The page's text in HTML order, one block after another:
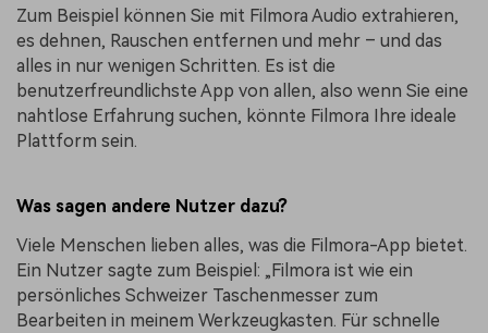
Zum Beispiel können Sie mit Filmora Audio extrahieren,
es dehnen, Rauschen entfernen und mehr – und das
alles in nur wenigen Schritten. Es ist die
benutzerfreundlichste App von allen, also wenn Sie eine
nahtlose Erfahrung suchen, könnte Filmora Ihre ideale
Plattform sein.
Was sagen andere Nutzer dazu?
Viele Menschen lieben alles, was die Filmora-App bietet.
Ein Nutzer sagte zum Beispiel: „Filmora ist wie ein
persönliches Schweizer Taschenmesser zum
Bearbeiten in meinem Werkzeugkasten. Für schnelle